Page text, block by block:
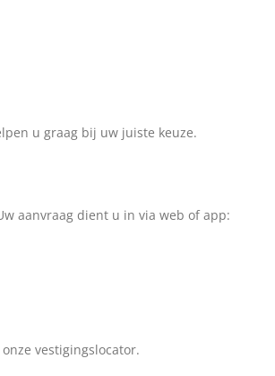
u graag bij uw juiste keuze.
aanvraag dient u in via web of app:
vestigingslocator.